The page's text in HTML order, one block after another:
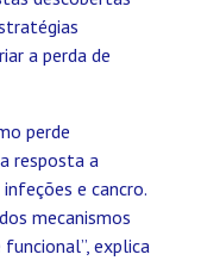
a perda de
perde
resposta a
e cancro.
mecanismos
explica